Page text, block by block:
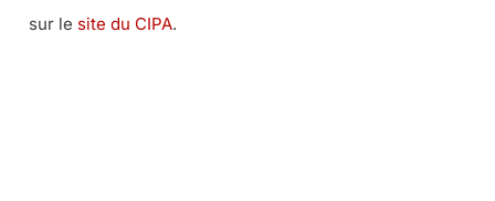
sur le site du CIPA.